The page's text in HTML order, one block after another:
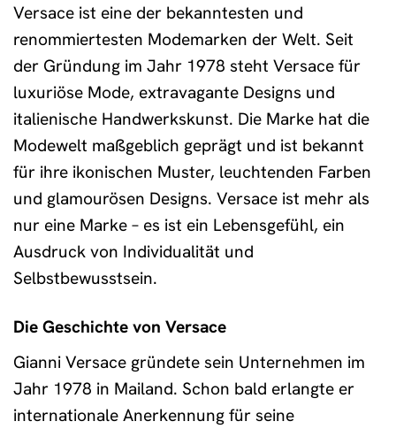
Versace ist eine der bekanntesten und
renommiertesten Modemarken der Welt. Seit
der Gründung im Jahr 1978 steht Versace für
luxuriöse Mode, extravagante Designs und
italienische Handwerkskunst. Die Marke hat die
Modewelt maßgeblich geprägt und ist bekannt
für ihre ikonischen Muster, leuchtenden Farben
und glamourösen Designs. Versace ist mehr als
nur eine Marke – es ist ein Lebensgefühl, ein
Ausdruck von Individualität und
Selbstbewusstsein.
Die Geschichte von Versace
Gianni Versace gründete sein Unternehmen im
Jahr 1978 in Mailand. Schon bald erlangte er
internationale Anerkennung für seine